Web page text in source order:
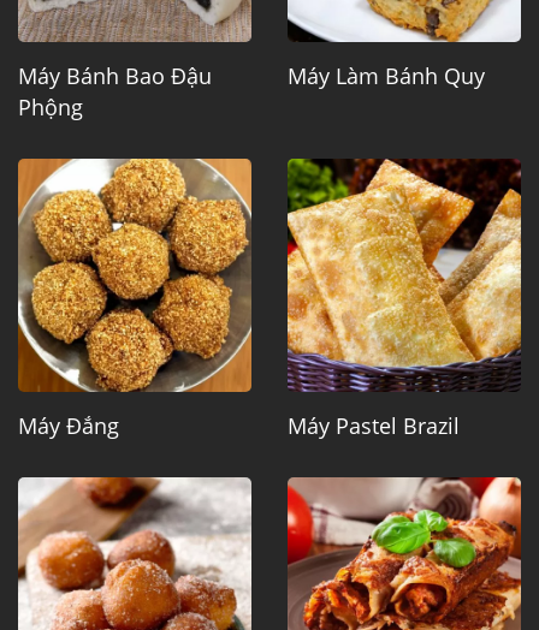
Máy Bánh Bao Đậu
Phộng
Máy Làm Bánh Quy
Máy Đắng Máy Pastel Brazil